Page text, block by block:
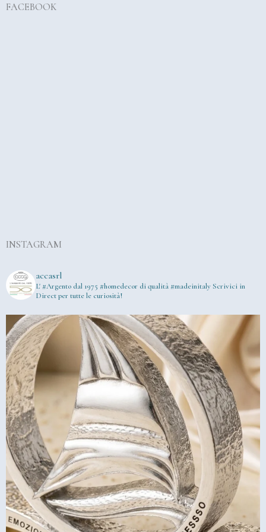
FACEBOOK
INSTAGRAM
accasrl
L' #Argento dal 1975 #homedecor di qualità #madeinitaly Scrivici in
Direct per tutte le curiosità!